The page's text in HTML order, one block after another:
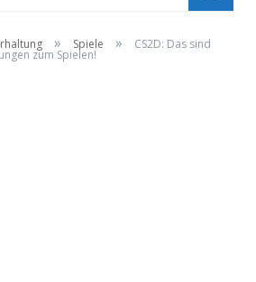
» Spiele » CS2D: Das sind
zum Spielen!